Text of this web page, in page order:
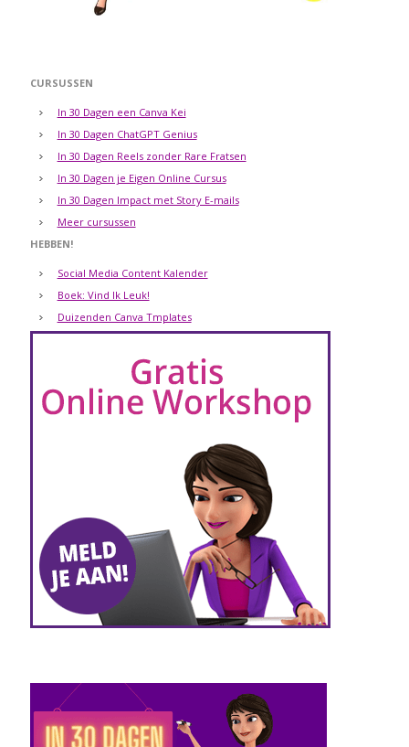
CURSUSSEN
In 30 Dagen een Canva Kei
In 30 Dagen ChatGPT Genius
In 30 Dagen Reels zonder Rare Fratsen
In 30 Dagen je Eigen Online Cursus
In 30 Dagen Impact met Story E-mails
Meer cursussen
HEBBEN!
Social Media Content Kalender
Boek: Vind Ik Leuk!
Duizenden Canva Tmplates